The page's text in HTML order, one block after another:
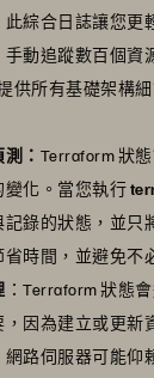
此綜合日誌讓您更
動追蹤數百個資
供所有基礎架構
： Terraform 狀
化。當您執行
錄的狀態，並只
時間，並避免不
：Terraform 狀態
因為建立或更新
路伺服器可能仰